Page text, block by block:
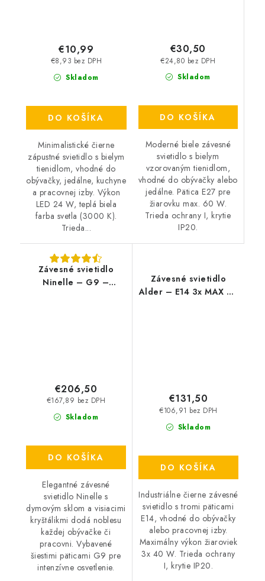
Skladom
€8,93 bez DPH
€10,99
DO KOŠÍKA
Minimalistické čierne
zápustné svietidlo s bielym
tienidlom, vhodné do
obývačky, jedálne, kuchyne
a pracovnej izby. Výkon
LED 24 W, teplá biela
farba svetla (3000 K).
Trieda...
Skladom
€24,80 bez DPH
€30,50
DO KOŠÍKA
Moderné biele závesné
svietidlo s bielym
vzorovaným tienidlom,
vhodné do obývačky alebo
jedálne. Pätica E27 pre
žiarovku max. 60 W.
Trieda ochrany I, krytie
IP20.
Závesné svietidlo
Ninelle – G9 –
Skladom
€167,89 bez DPH
€206,50
DO KOŠÍKA
Elegantné závesné
svietidlo Ninelle s
dymovým sklom a visiacimi
kryštálikmi dodá noblesu
každej obývačke či
pracovni. Vybavené
šiestimi päticami G9 pre
intenzívne osvetlenie.
Závesné svietidlo
Alder – E14 3x MAX 40
Skladom
€106,91 bez DPH
€131,50
DO KOŠÍKA
Industriálne čierne závesné
svietidlo s tromi päticami
E14, vhodné do obývačky
alebo pracovnej izby.
Maximálny výkon žiaroviek
3x 40 W. Trieda ochrany
I, krytie IP20.